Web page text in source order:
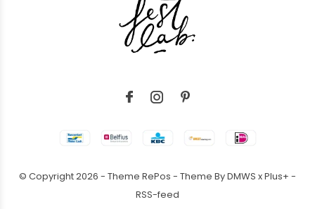
© Copyright2026 - Theme RePos - Theme ByDMWS xPlus+ -
RSS-feed